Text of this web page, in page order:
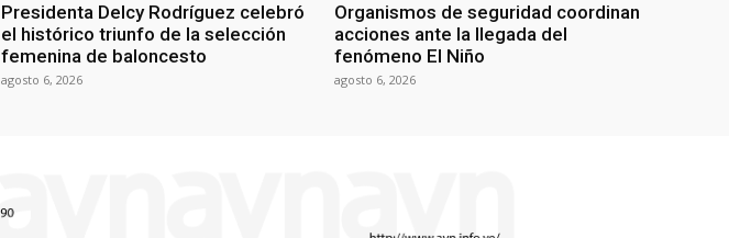
Presidenta Delcy Rodríguez celebró
el histórico triunfo de la selección
femenina de baloncesto
agosto 6, 2026
Organismos de seguridad coordinan
acciones ante la llegada del
fenómeno El Niño
agosto 6, 2026